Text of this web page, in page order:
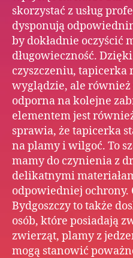
skorzystać z usług
dysponują
by dokładnie oczyścić
długowieczność.
czyszczeniu, tapicerka
wyglądzie, ale również
odporna na kolejne
elementem jest
sprawia, że tapicerka
na plamy i wilgoć. To
mamy do czynienia z
delikatnymi
odpowiedniej ochrony.
Bydgoszczy to także
osób, które posiadają
zwierząt, plamy z
mogą stanowić